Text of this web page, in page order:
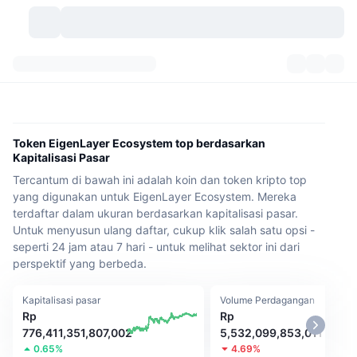
Snapshot Historis
Pembukaan Kunci Token
Aset Dunia Nyata
Tinjauan Pasar
Pasar Spot
Jumlah mata uang kripto
Perbendaharaan BNB
Tren
Baru
Bursa
Bursa terpusat:
Spot
Bursa terdesentralisasi:
Komunitas
Beranda
API
API Kripto
Produk
Token EigenLayer Ecosystem top berdasarkan
Kapitalisasi Pasar
Tercantum di bawah ini adalah koin dan token kripto top
yang digunakan untuk EigenLayer Ecosystem. Mereka
terdaftar dalam ukuran berdasarkan kapitalisasi pasar.
Untuk menyusun ulang daftar, cukup klik salah satu opsi -
seperti 24 jam atau 7 hari - untuk melihat sektor ini dari
perspektif yang berbeda.
Kapitalisasi pasar
Rp
776,411,351,807,002
0.65%
Volume Perdagangan
Rp
5,532,099,853,011
4.69%